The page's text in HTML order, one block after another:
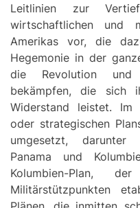
Leitlinien zur
wirtschaftlichen und
Amerikas vor, die
Hegemonie in der
die Revolution
bekämpfen, die sich
Widerstand leistet. Im
oder strategischen
umgesetzt,
Panama und
Kolumbien-Plan,
Militärstützpunkten